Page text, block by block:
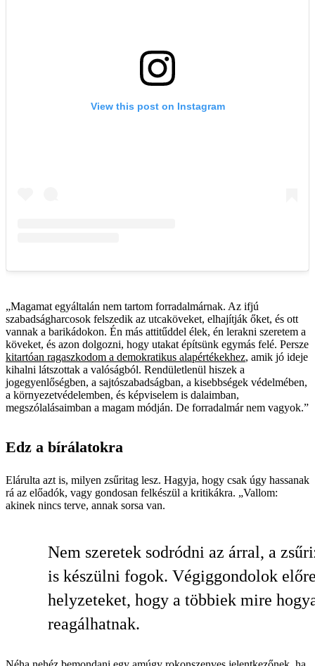
„Magamat egyáltalán nem tartom forradalmárnak. Az ifjú
szabadságharcosok felszedik az utcaköveket, elhajítják őket, és ott
vannak a barikádokon. Én más attitűddel élek, én lerakni szeretem a
köveket, és azon dolgozni, hogy utakat építsünk egymás felé. Persze
kitartóan ragaszkodom a demokratikus alapértékekhez, amik jó ideje
kihalni látszottak a valóságból. Rendületlenül hiszek a
jogegyenlőségben, a sajtószabadságban, a kisebbségek védelmében,
a környezetvédelemben, és képviselem is dalaimban,
megszólalásaimban a magam módján. De forradalmár nem vagyok.”
Edz a bírálatokra
Elárulta azt is, milyen zsűritag lesz. Hagyja, hogy csak úgy hassanak
rá az előadók, vagy gondosan felkészül a kritikákra. „Vallom:
akinek nincs terve, annak sorsa van.
Nem szeretek sodródni az árral, a
is készülni fogok. Végiggondolok
helyzeteket, hogy a többiek mire
reagálhatnak.